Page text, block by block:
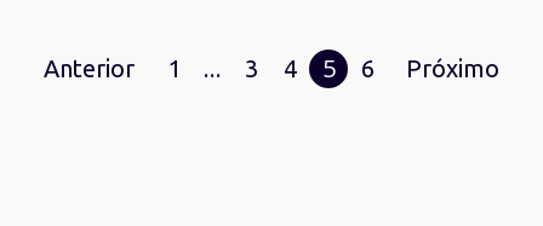
Anterior 1 … 3 4 5 6 Próximo